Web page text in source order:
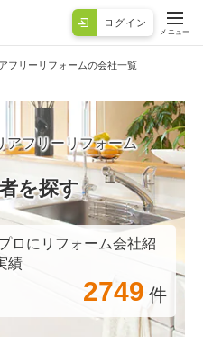
ログイン
メニュー
フリーリフォームの会社一覧
アフリーリフォーム
を探す
ロにリフォーム会社紹
績
2749 件